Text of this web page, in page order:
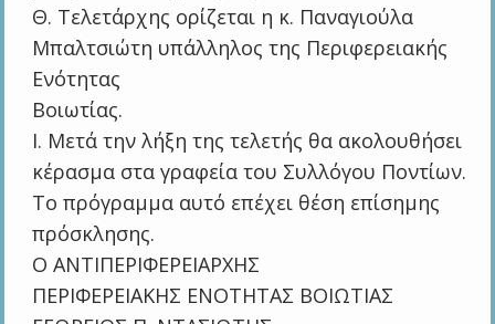
Θ. Τελετάρχης ορίζεται η κ. Παναγιούλα
Μπαλτσιώτη υπάλληλος της Περιφερειακής
Ενότητας
Βοιωτίας.
Ι. Μετά την λήξη της τελετής θα ακολουθήσει
κέρασμα στα γραφεία του Συλλόγου Ποντίων.
Το πρόγραμμα αυτό επέχει θέση επίσημης
πρόσκλησης.
Ο ΑΝΤΙΠΕΡΙΦΕΡΕΙΑΡΧΗΣ
ΠΕΡΙΦΕΡΕΙΑΚΗΣ ΕΝΟΤΗΤΑΣ ΒΟΙΩΤΙΑΣ